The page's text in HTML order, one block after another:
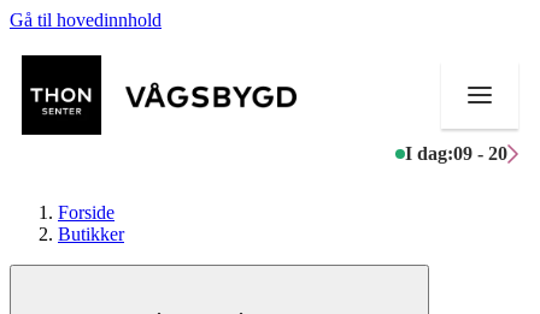
Gå til hovedinnhold
I dag:09 - 20
Forside
Butikker